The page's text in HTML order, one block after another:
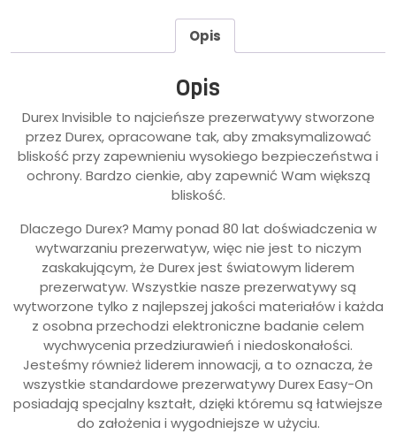
Opis
Opis
Durex Invisible to najcieńsze prezerwatywy stworzone
przez Durex, opracowane tak, aby zmaksymalizować
bliskość przy zapewnieniu wysokiego bezpieczeństwa i
ochrony. Bardzo cienkie, aby zapewnić Wam większą
bliskość.
Dlaczego Durex? Mamy ponad 80 lat doświadczenia w
wytwarzaniu prezerwatyw, więc nie jest to niczym
zaskakującym, że Durex jest światowym liderem
prezerwatyw. Wszystkie nasze prezerwatywy są
wytworzone tylko z najlepszej jakości materiałów i każda
z osobna przechodzi elektroniczne badanie celem
wychwycenia przedziurawień i niedoskonałości.
Jesteśmy również liderem innowacji, a to oznacza, że
wszystkie standardowe prezerwatywy Durex Easy-On
posiadają specjalny kształt, dzięki któremu są łatwiejsze
do założenia i wygodniejsze w użyciu.